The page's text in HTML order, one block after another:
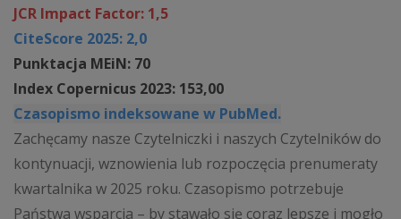
JCR Impact Factor: 1,5
CiteScore 2025: 2,0
Punktacja MEiN: 70
Index Copernicus 2023: 153,00
Czasopismo indeksowane w PubMed.
Zachęcamy nasze Czytelniczki i naszych Czytelników do
kontynuacji, wznowienia lub rozpoczęcia prenumeraty
kwartalnika w 2025 roku. Czasopismo potrzebuje
Państwa wsparcia – by stawało się coraz lepsze i mogło